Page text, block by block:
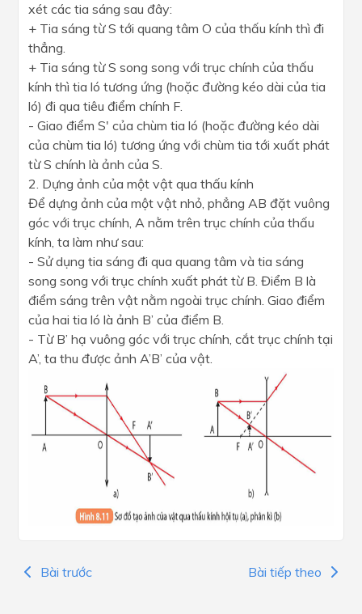
xét các tia sáng sau đây:
+ Tia sáng từ S tới quang tâm O của thấu kính thì đi
thẳng.
+ Tia sáng từ S song song với trục chính của thấu
kính thì tia ló tương ứng (hoặc đường kéo dài của tia
ló) đi qua tiêu điểm chính F.
- Giao điểm S' của chùm tia ló (hoặc đường kéo dài
của chùm tia ló) tương ứng với chùm tia tới xuất phát
từ S chính là ảnh của S.
2. Dựng ảnh của một vật qua thấu kính
Để dựng ảnh của một vật nhỏ, phẳng AB đặt vuông
góc với trục chính, A nằm trên trục chính của thấu
kính, ta làm như sau:
- Sử dụng tia sáng đi qua quang tâm và tia sáng
song song với trục chính xuất phát từ B. Điểm B là
điểm sáng trên vật nằm ngoài trục chính. Giao điểm
của hai tia ló là ảnh B’ của điểm B.
- Từ B’ hạ vuông góc với trục chính, cắt trục chính tại
A’, ta thu được ảnh A’B’ của vật.
Bài trước Bài tiếp theo